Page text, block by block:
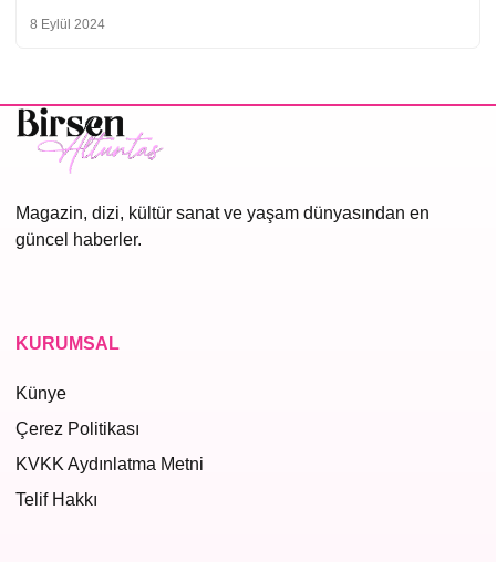
8 Eylül 2024
Magazin, dizi, kültür sanat ve yaşam dünyasından en
güncel haberler.
KURUMSAL
Künye
Çerez Politikası
KVKK Aydınlatma Metni
Telif Hakkı